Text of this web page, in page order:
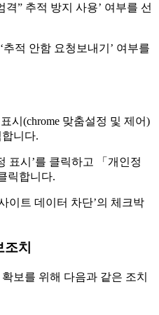
격” 추적 방지 사용’ 여부를 선
적 안함 요청보내기’ 여부를
시(chrome 맞춤설정 및 제어)
니다.
표시’를 클릭하고 「개인정
릭합니다.
이트 데이터 차단’의 체크박
치
보를 위해 다음과 같은 조치